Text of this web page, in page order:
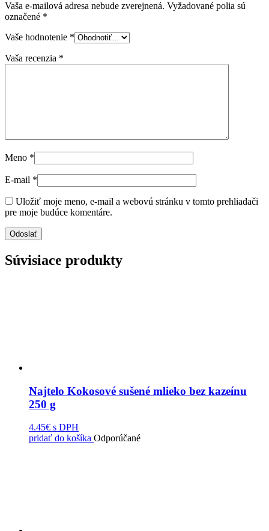
Vaša e-mailová adresa nebude zverejnená. Vyžadované polia sú
označené *
Vaše hodnotenie *
Vaša recenzia *
Meno *
E-mail *
Uložiť moje meno, e-mail a webovú stránku v tomto prehliadači
pre moje budúce komentáre.
Súvisiace produkty
Najtelo Kokosové sušené mlieko bez kazeínu
250 g
4.45€ s DPH
pridať do košíka Odporúčané